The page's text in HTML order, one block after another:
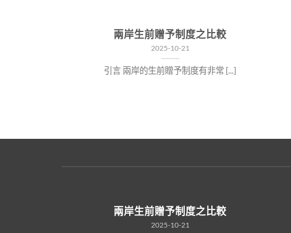
兩岸生前贈予制度之比較
2025-10-21
引言 兩岸的生前贈予制度有非常 [...]
兩岸生前贈予制度之比較
2025-10-21